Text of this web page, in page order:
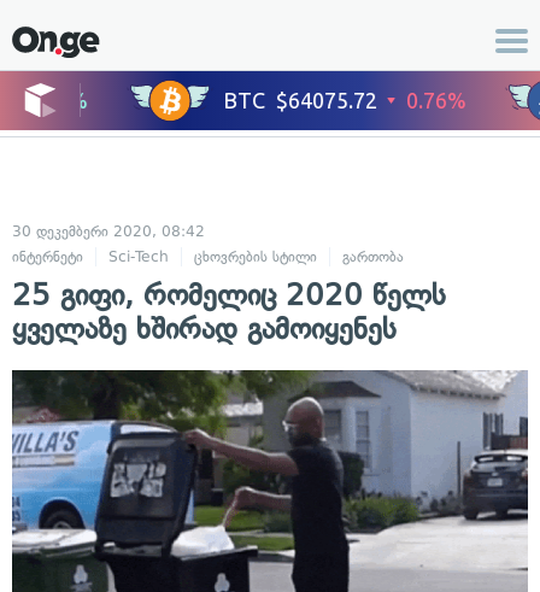
30 დეკემბერი 2020, 08:42
ინტერნეტი
Sci-Tech ცხოვრების სტილი გართობა
25 გიფი, რომელიც 2020 წელს
ყველაზე ხშირად გამოიყენეს